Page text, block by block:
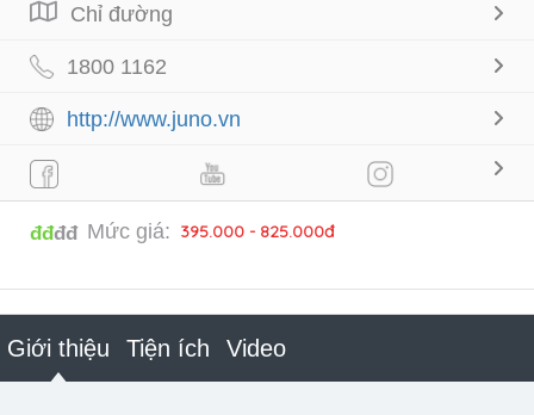
Chỉ đường
1800 1162
http://www.juno.vn
đđđđ Mức giá: 395.000 - 825.000đ
Giới thiệu Tiện ích Video